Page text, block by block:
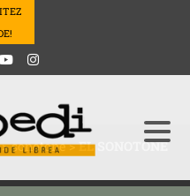
sonotone>EL SONOTONE